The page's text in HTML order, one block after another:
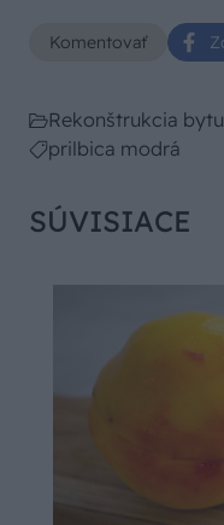
Komentovať
Rekonštrukcia bytu
prilbica modrá
SÚVISIACE